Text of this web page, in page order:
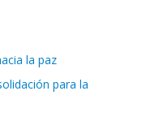
la paz
para la